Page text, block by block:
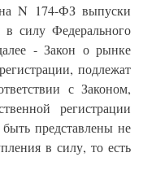
N 174-ФЗ выпуски
силу Федерального
- Закон о рынке
подлежат
с Законом,
регистрации
представлены не
в силу, то есть